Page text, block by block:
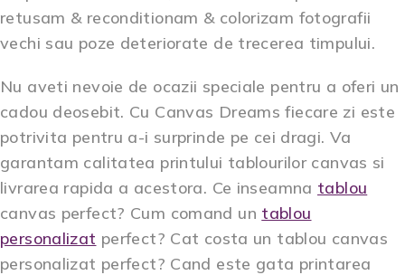
retusam & reconditionam & colorizam fotografii
vechi sau poze deteriorate de trecerea timpului.
Nu aveti nevoie de ocazii speciale pentru a oferi un
cadou deosebit. Cu Canvas Dreams fiecare zi este
potrivita pentru a-i surprinde pe cei dragi. Va
garantam calitatea printului tablourilor canvas si
livrarea rapida a acestora. Ce inseamna tablou
canvas perfect? Cum comand un tablou
personalizat perfect? Cat costa un tablou canvas
personalizat perfect? Cand este gata printarea